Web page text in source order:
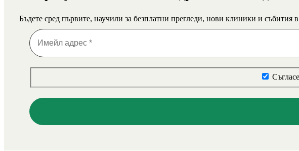
Бъдете сред първите, научили за безплатни прегледи, нови клиники и събития